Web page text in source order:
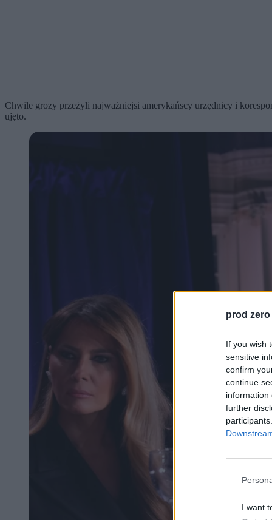
prod zero
If you wish
sensitive
confirm
continue
information
further
I want
Chwile grozy przeżyli najważniejsi amerykańscy urzędnicy i
ujęto.